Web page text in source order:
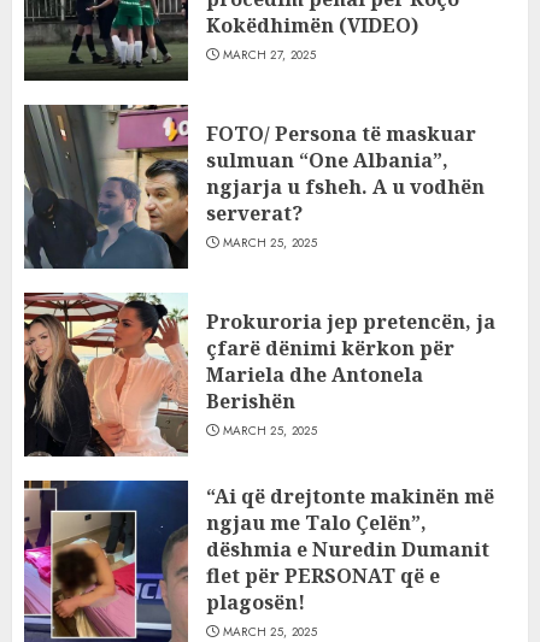
Kokëdhimën (VIDEO)
MARCH 27, 2025
FOTO/ Persona të maskuar
sulmuan “One Albania”,
ngjarja u fsheh. A u vodhën
serverat?
MARCH 25, 2025
Prokuroria jep pretencën, ja
çfarë dënimi kërkon për
Mariela dhe Antonela
Berishën
MARCH 25, 2025
“Ai që drejtonte makinën më
ngjau me Talo Çelën”,
dëshmia e Nuredin Dumanit
flet për PERSONAT që e
plagosën!
MARCH 25, 2025